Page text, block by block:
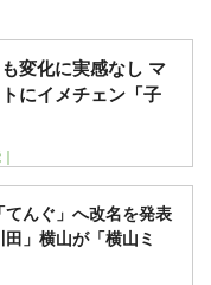
変化に実感なし マ
にイメチェン「子
んぐ」へ改名を発表
」横山が「横山ミ